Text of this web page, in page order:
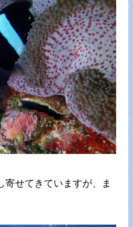
寄せてきていますが、ま